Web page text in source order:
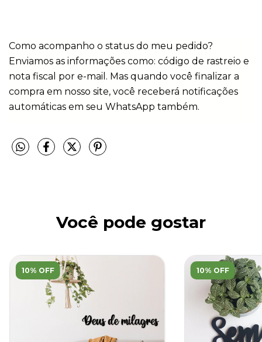
Como acompanho o status do meu pedido?
Enviamos as informações como: código de rastreio e
nota fiscal por e-mail. Mas quando você finalizar a
compra em nosso site, você receberá notificações
automáticas em seu WhatsApp também.
Você pode gostar
10% OFF 10% OFF